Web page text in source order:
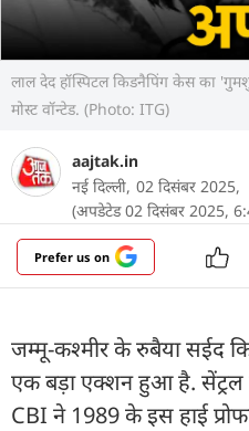
लाल देद हॉस्पिटल किडनैपिंग केस का
मोस्ट वॉन्टेड. (Photo: ITG)
aajtak.in
नई दिल्ली, 02 दिसंबर 2025,
(अपडेटेड 02 दिसंबर 2025,
Prefer us on
जम्मू-कश्मीर के रुबैया सईद
एक बड़ा एक्शन हुआ है. सेंट्रल
CBI ने 1989 के इस हाई